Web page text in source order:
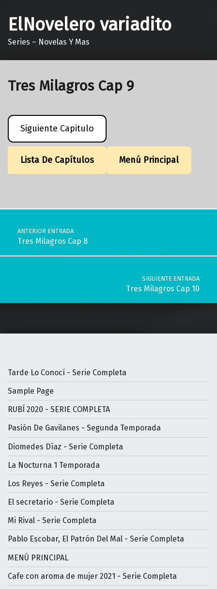
ElNovelero variadito
Series – Novelas Y Mas
Tres Milagros Cap 9
Siguiente Capitulo
Lista De Capítulos Menú Principal
Navegación de entradas
ANTERIOR ENTRADA
Tres Milagros Cap 8
SIGUIENTE ENTRADA
Tres Milagros Cap 10
Tarde Lo Conocí - Serie Completa
Sample Page
RUBÍ 2020 - SERIE COMPLETA
Pasión De Gavilanes - Segunda Temporada
Diomedes Díaz - Serie Completa
La Nocturna 1 Temporada
Los Reyes - Serie Completa
El secretario - Serie Completa
Mi Rival - Serie Completa
Pablo Escobar, El Patrón Del Mal - Serie Completa
MENÚ PRINCIPAL
Cafe con aroma de mujer 2021 - Serie Completa